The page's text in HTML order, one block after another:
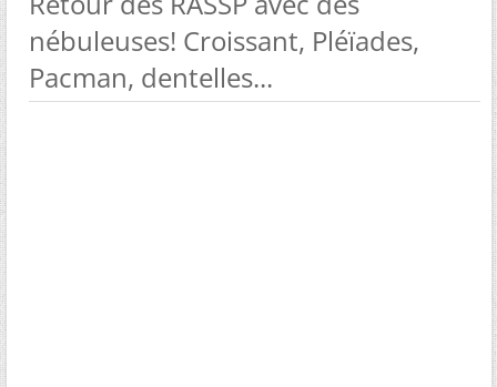
nébuleuses! Croissant, Pléïades,
Pacman, dentelles...